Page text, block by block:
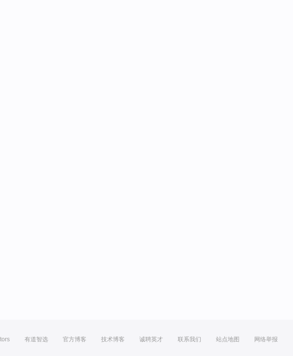
有道智选 官方博客 技术博客 诚聘英才 联系我们 站点地图 网络举报